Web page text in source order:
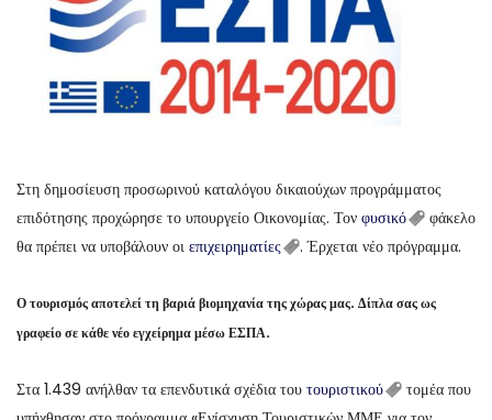
Στη δημοσίευση προσωρινού καταλόγου δικαιούχων προγράμματος
επιδότησης προχώρησε το υπουργείο Οικονομίας. Τον φυσικό
φάκελο
θα πρέπει να υποβάλουν οι επιχειρηματίες . Έρχεται νέο πρόγραμμα.
Ο τουρισμός αποτελεί τη βαριά βιομηχανία της χώρας μας. Δίπλα σας ως
γραφείο σε κάθε νέο εγχείρημα μέσω ΕΣΠΑ.
Στα 1.439 ανήλθαν τα επενδυτικά σχέδια του τουριστικού
τομέα που